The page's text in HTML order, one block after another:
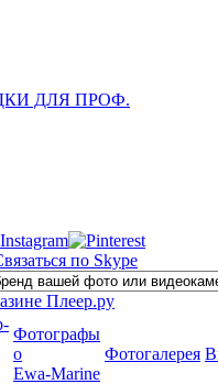
ДЛЯ ПРОФ.
Фотографы
о
Ewa-Marine
Фотогалерея